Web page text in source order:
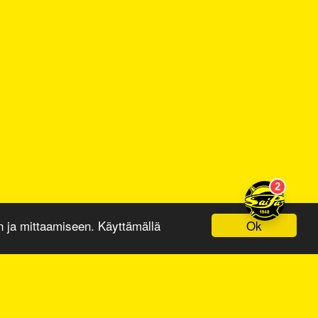
Ok
ja mittaamiseen. Käyttämällä